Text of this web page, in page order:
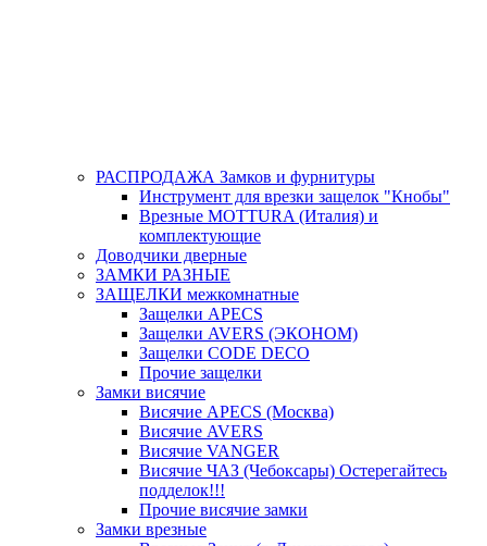
РАСПРОДАЖА Замков и фурнитуры
Инструмент для врезки защелок "Кнобы"
Врезные MOTTURA (Италия) и
комплектующие
Доводчики дверные
ЗАМКИ РАЗНЫЕ
ЗАЩЕЛКИ межкомнатные
Защелки APECS
Защелки AVERS (ЭКОНОМ)
Защелки CODE DECO
Прочие защелки
Замки висячие
Висячие APECS (Москва)
Висячие AVERS
Висячие VANGER
Висячие ЧАЗ (Чебоксары) Остерегайтесь
подделок!!!
Прочие висячие замки
Замки врезные